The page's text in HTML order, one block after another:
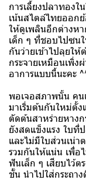
การเลี้ยงปลาทองใ
เน้นสไตล์ไทยออก
ให้ดูเพลินอีกต่างห
เด็ก ๆ ที่ชอบไปซน
กันว่ายเข้าไปลุยให้
กระจายเหมือนเพิ่ง
อาการแบบนี้นะคะ
พอเจอสภาพนั้น คน
มาเริ่มต้นกันใหม่ตั้ง
ตัดต้นสาหร่ายหาง
ยังสดแข็งแรง ใบที่
และไม่มีใบส่วนเน่า
รวมกันให้แน่น เพื่อ
ฟันเล็ก ๆ เสียบไว้
ชั้น นำไปใส่กระถา